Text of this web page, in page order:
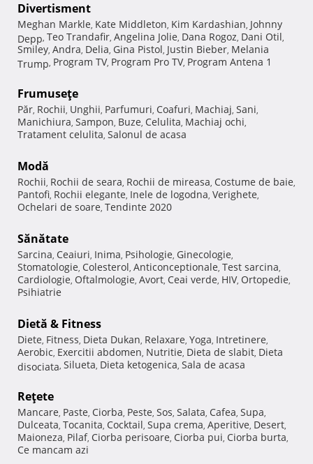
Divertisment
Meghan Markle, Kate Middleton, Kim Kardashian, Johnny
Depp, Teo Trandafir, Angelina Jolie, Dana Rogoz, Dani Otil,
Smiley, Andra, Delia, Gina Pistol, Justin Bieber, Melania
Trump, Program TV, Program Pro TV, Program Antena 1
Frumuseţe
Păr, Rochii, Unghii, Parfumuri, Coafuri, Machiaj, Sani,
Manichiura, Sampon, Buze, Celulita, Machiaj ochi,
Tratament celulita, Salonul de acasa
Modă
Rochii, Rochii de seara, Rochii de mireasa, Costume de baie,
Pantofi, Rochii elegante, Inele de logodna, Verighete,
Ochelari de soare, Tendinte 2020
Sănătate
Sarcina, Ceaiuri, Inima, Psihologie, Ginecologie,
Stomatologie, Colesterol, Anticonceptionale, Test sarcina,
Cardiologie, Oftalmologie, Avort, Ceai verde, HIV, Ortopedie,
Psihiatrie
Dietă & Fitness
Diete, Fitness, Dieta Dukan, Relaxare, Yoga, Intretinere,
Aerobic, Exercitii abdomen, Nutritie, Dieta de slabit, Dieta
disociata, Silueta, Dieta ketogenica, Sala de acasa
Reţete
Mancare, Paste, Ciorba, Peste, Sos, Salata, Cafea, Supa,
Dulceata, Tocanita, Cocktail, Supa crema, Aperitive, Desert,
Maioneza, Pilaf, Ciorba perisoare, Ciorba pui, Ciorba burta,
Ce mancam azi